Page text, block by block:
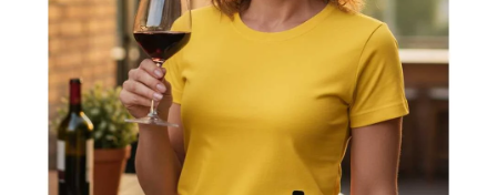
B2B
MÁM SRDCE POMÁHÁM
VÁNOCE